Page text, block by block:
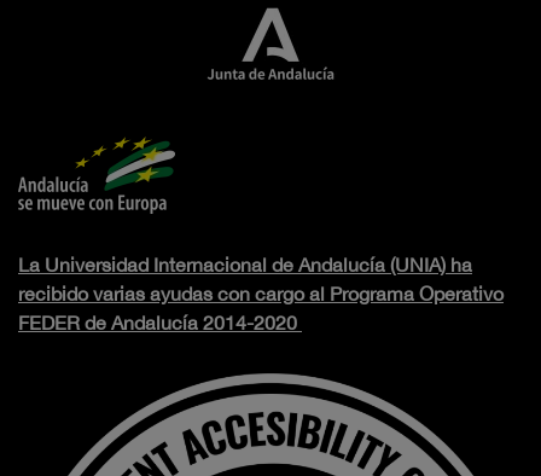
La Universidad Internacional de Andalucía (UNIA) ha
recibido varias ayudas con cargo al Programa Operativo
FEDER de Andalucía 2014-2020